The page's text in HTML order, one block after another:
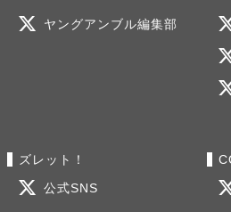
ヤングアンブル編集部
ズレット！
公式SNS